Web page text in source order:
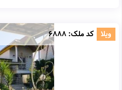
ویلا کد ملک: 6888